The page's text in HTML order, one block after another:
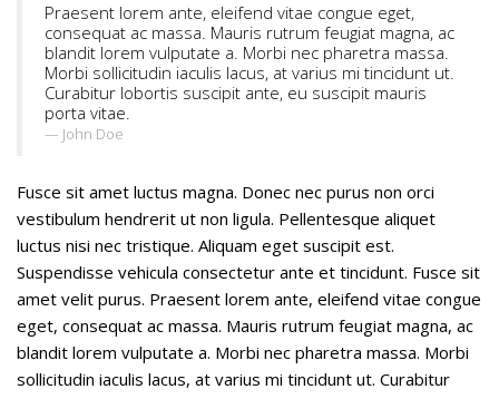
Praesent lorem ante, eleifend vitae congue eget,
consequat ac massa. Mauris rutrum feugiat magna, ac
blandit lorem vulputate a. Morbi nec pharetra massa.
Morbi sollicitudin iaculis lacus, at varius mi tincidunt ut.
Curabitur lobortis suscipit ante, eu suscipit mauris
porta vitae.
John Doe
Fusce sit amet luctus magna. Donec nec purus non orci
vestibulum hendrerit ut non ligula. Pellentesque aliquet
luctus nisi nec tristique. Aliquam eget suscipit est.
Suspendisse vehicula consectetur ante et tincidunt. Fusce sit
amet velit purus. Praesent lorem ante, eleifend vitae congue
eget, consequat ac massa. Mauris rutrum feugiat magna, ac
blandit lorem vulputate a. Morbi nec pharetra massa. Morbi
sollicitudin iaculis lacus, at varius mi tincidunt ut. Curabitur